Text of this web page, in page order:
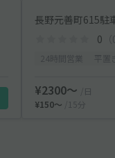
長野元善町615駐
0
¥2300〜
/日
¥150〜
/15分